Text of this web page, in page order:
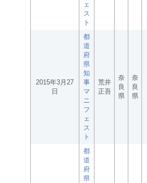
ェ
ス
ト
2015年3月27
日
都
道
府
県
知
事
マ
ニ
フ
ェ
ス
ト
荒井
正吾
奈
良
県
奈
良
県
都
道
府
県